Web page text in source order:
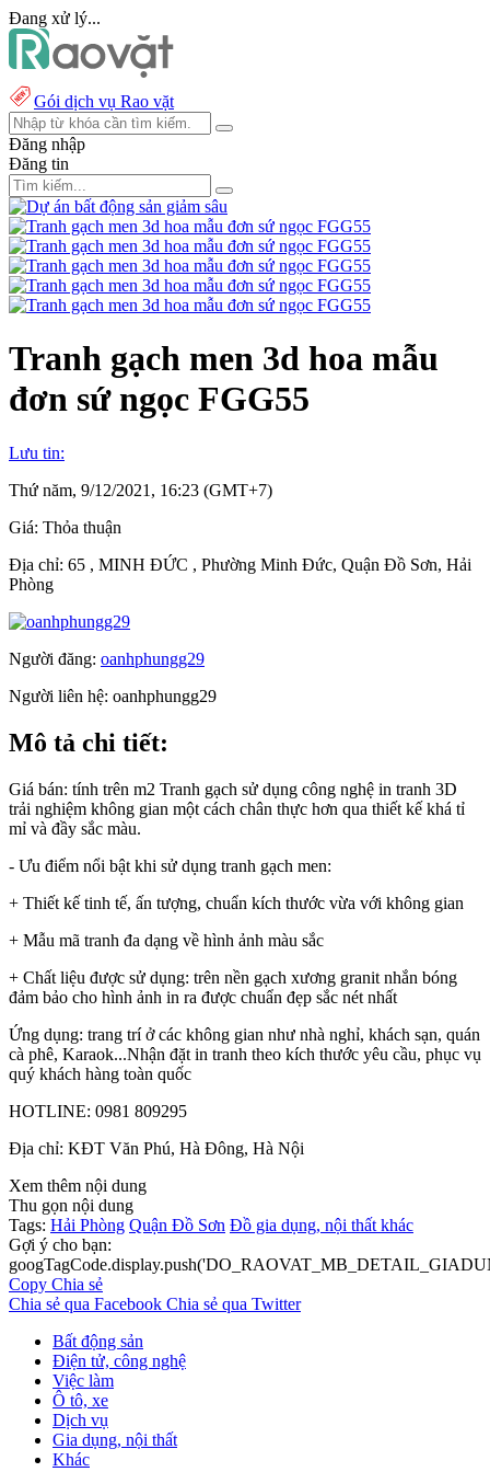
Đang xử lý...
Gói dịch vụ Rao vặt
Đăng nhập
Đăng tin
Tranh gạch men 3d hoa mẫu
đơn sứ ngọc FGG55
Lưu tin:
Thứ năm, 9/12/2021, 16:23 (GMT+7)
Giá: Thỏa thuận
Địa chỉ: 65 , MINH ĐỨC , Phường Minh Đức, Quận Đồ Sơn, Hải
Phòng
Người đăng: oanhphungg29
Người liên hệ: oanhphungg29
Mô tả chi tiết:
Giá bán: tính trên m2 Tranh gạch sử dụng công nghệ in tranh 3D
trải nghiệm không gian một cách chân thực hơn qua thiết kế khá tỉ
mỉ và đầy sắc màu.
- Ưu điểm nổi bật khi sử dụng tranh gạch men:
+ Thiết kế tinh tế, ấn tượng, chuẩn kích thước vừa với không gian
+ Mẫu mã tranh đa dạng về hình ảnh màu sắc
+ Chất liệu được sử dụng: trên nền gạch xương granit nhắn bóng
đảm bảo cho hình ảnh in ra được chuẩn đẹp sắc nét nhất
Ứng dụng: trang trí ở các không gian như nhà nghỉ, khách sạn, quán
cà phê, Karaok...Nhận đặt in tranh theo kích thước yêu cầu, phục vụ
quý khách hàng toàn quốc
HOTLINE: 0981 809295
Địa chỉ: KĐT Văn Phú, Hà Đông, Hà Nội
Xem thêm nội dung
Thu gọn nội dung
Tags: Hải Phòng Quận Đồ Sơn Đồ gia dụng, nội thất khác
Gợi ý cho bạn:
Copy Chia sẻ
Chia sẻ qua Facebook Chia sẻ qua Twitter
Bất động sản
Điện tử, công nghệ
Việc làm
Ô tô, xe
Dịch vụ
Gia dụng, nội thất
Khác